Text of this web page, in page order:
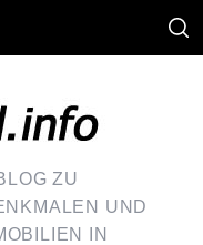
ZU
UND
IN